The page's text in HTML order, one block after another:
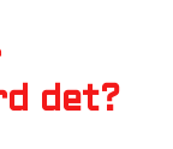
det?